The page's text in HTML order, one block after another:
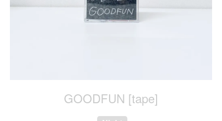
GOODFUN [tape]